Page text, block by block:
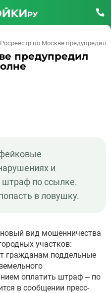
Росреестр по Москве
предупредил
и
штраф по ссылке.
в ловушку.
вид мошенничества
участков:
гражданам поддельные
оплатить штраф – по
в сообщении пресс-